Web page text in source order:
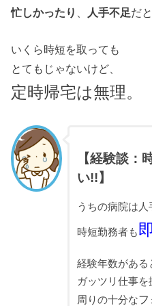
忙しかったり
人手不足だと
いくら時短を取っても
とてもじゃないけど、
定時帰宅は無理。
【経験談：
い!!】
うちの病院は人
時短勤務者も
経験年数がある
ガッツリ仕事を
周りの十分なフ